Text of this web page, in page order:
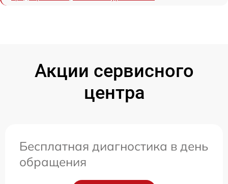
Акции сервисного
центра
Бесплатная диагностика в день
обращения